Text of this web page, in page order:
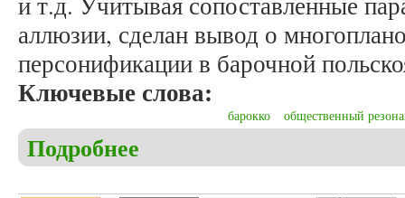
аллюзии, сделан вывод о
персонификации в барочной
Ключевые слова:
барокко общественный
Подробнее